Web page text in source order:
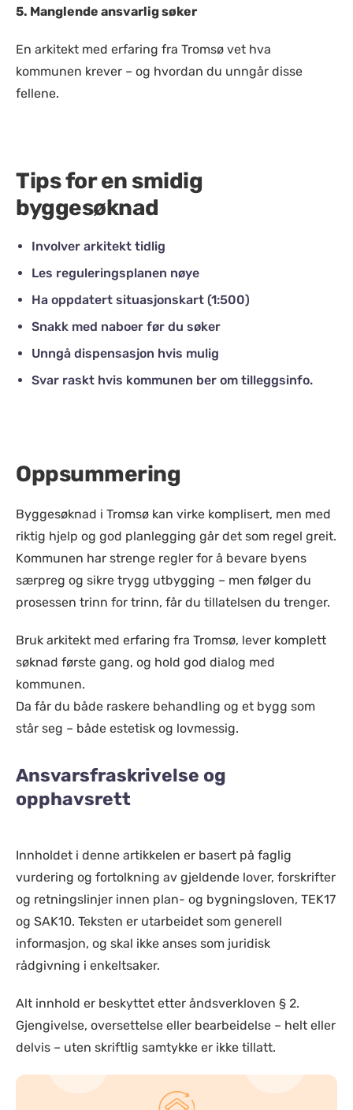
5. Manglende ansvarlig søker
En arkitekt med erfaring fra Tromsø vet hva
kommunen krever – og hvordan du unngår disse
fellene.
Tips for en smidig
byggesøknad
Involver arkitekt tidlig
Les reguleringsplanen nøye
Ha oppdatert situasjonskart (1:500)
Snakk med naboer før du søker
Unngå dispensasjon hvis mulig
Svar raskt hvis kommunen ber om tilleggsinfo.
Oppsummering
Byggesøknad i Tromsø kan virke komplisert, men med
riktig hjelp og god planlegging går det som regel greit.
Kommunen har strenge regler for å bevare byens
særpreg og sikre trygg utbygging – men følger du
prosessen trinn for trinn, får du tillatelsen du trenger.
Bruk arkitekt med erfaring fra Tromsø, lever komplett
søknad første gang, og hold god dialog med
kommunen.
Da får du både raskere behandling og et bygg som
står seg – både estetisk og lovmessig.
Ansvarsfraskrivelse og
opphavsrett
Innholdet i denne artikkelen er basert på faglig
vurdering og fortolkning av gjeldende lover, forskrifter
og retningslinjer innen plan- og bygningsloven, TEK17
og SAK10. Teksten er utarbeidet som generell
informasjon, og skal ikke anses som juridisk
rådgivning i enkeltsaker.
Alt innhold er beskyttet etter åndsverkloven § 2.
Gjengivelse, oversettelse eller bearbeidelse – helt eller
delvis – uten skriftlig samtykke er ikke tillatt.